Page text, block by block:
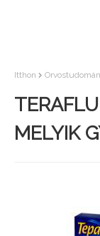
Itthon
MELYIK